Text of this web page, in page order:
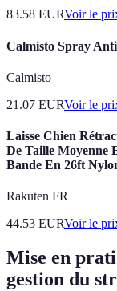
83.58 EURVoir le
Calmisto Spray
Calmisto
21.07 EURVoir le
Laisse Chien
De Taille Moyenne
Bande En 26ft
Rakuten FR
44.53 EURVoir le
Mise en
gestion du